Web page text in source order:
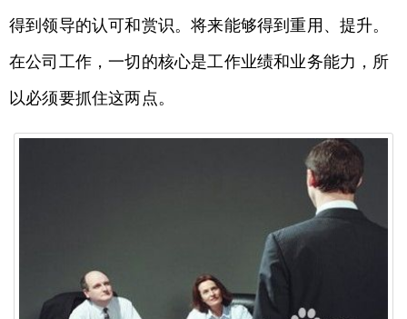
得到领导的认可和赏识。将来能够得到重用、提升。
在公司工作，一切的核心是工作业绩和业务能力，所
以必须要抓住这两点。